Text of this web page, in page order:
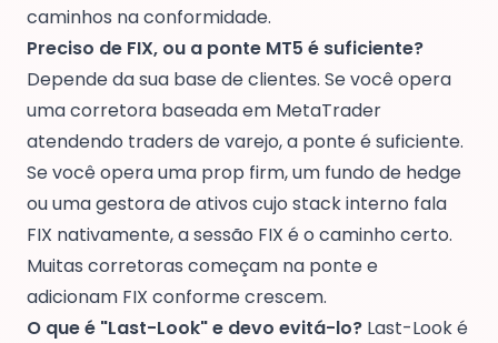
caminhos na conformidade.
Preciso de FIX, ou a ponte MT5 é suficiente?
Depende da sua base de clientes. Se você opera
uma corretora baseada em MetaTrader
atendendo traders de varejo, a ponte é suficiente.
Se você opera uma prop firm, um fundo de hedge
ou uma gestora de ativos cujo stack interno fala
FIX nativamente, a sessão FIX é o caminho certo.
Muitas corretoras começam na ponte e
adicionam FIX conforme crescem.
O que é "Last-Look" e devo evitá-lo? Last-Look é